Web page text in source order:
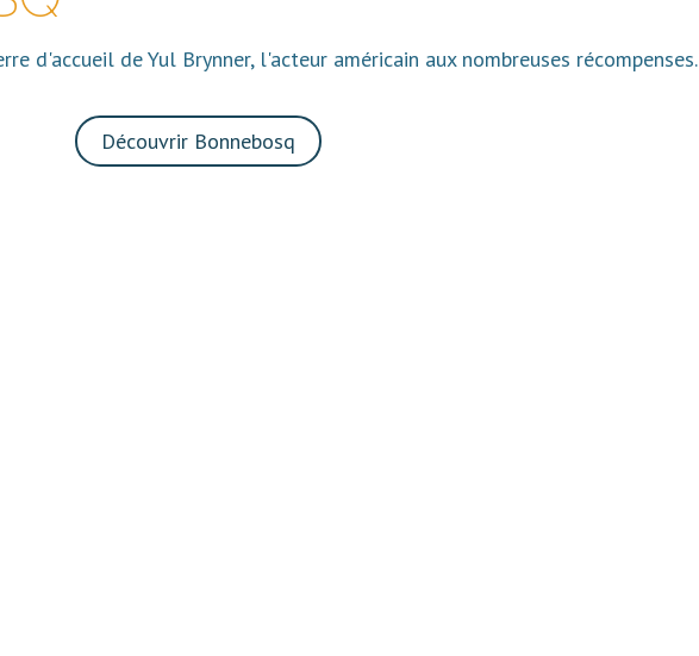
d'accueil de Yul Brynner, l'acteur américain aux nombreuses récompenses.
Découvrir Bonnebosq